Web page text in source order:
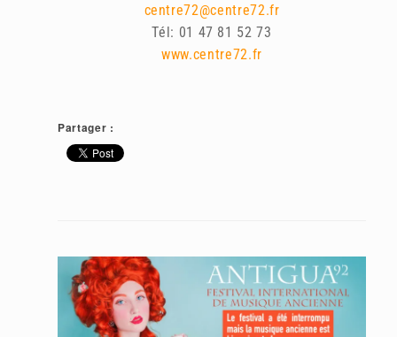
centre72@centre72.fr
Tél: 01 47 81 52 73
www.centre72.fr
Partager :